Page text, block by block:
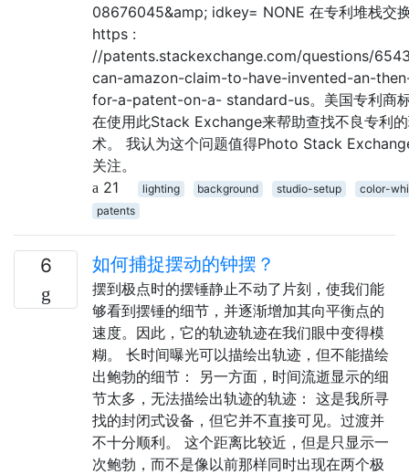
08676045&amp; idkey= NONE 在专利堆栈交
https :
//patents.stackexchange.com/questions/
can-amazon-claim-to-have-invented-an-
for-a-patent-on-a- standard-us。美国专利商
在使用此Stack Exchange来帮助查找不良专利
术。 我认为这个问题值得Photo Stack
关注。
21
lighting background studio-setup
color-
patents
6 如何捕捉摆动的钟摆？
摆到极点时的摆锤静止不动了片刻，使我们能
够看到摆锤的细节，并逐渐增加其向平衡点的
速度。因此，它的轨迹轨迹在我们眼中变得模
糊。 长时间曝光可以描绘出轨迹，但不能描绘
出鲍勃的细节： 另一方面，时间流逝显示的细
节太多，无法描绘出轨迹的轨迹： 这是我所寻
找的封闭式设备，但它并不直接可见。过渡并
不十分顺利。 这个距离比较近，但是只显示一
次鲍勃，而不是像以前那样同时出现在两个极